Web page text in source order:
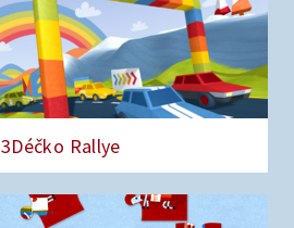
3Déčko Rallye